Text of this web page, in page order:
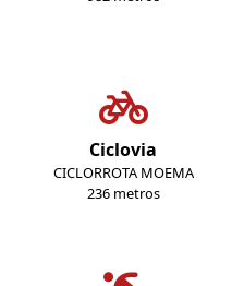
Ciclovia
CICLORROTA MOEMA
236 metros